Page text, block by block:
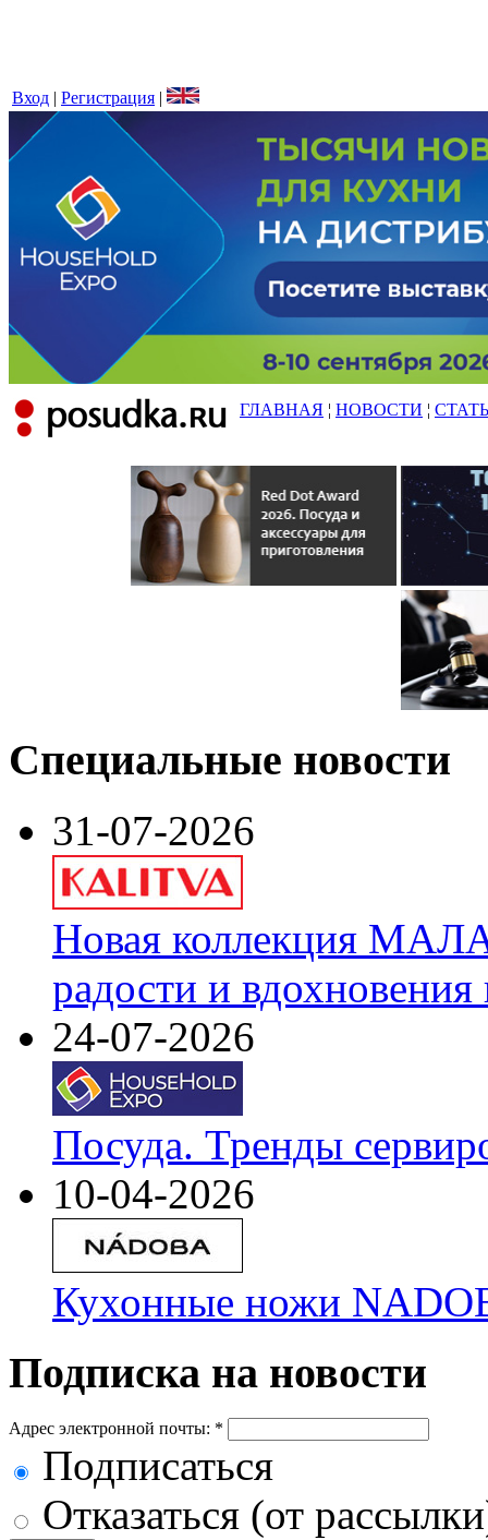
Вход | Регистрация |
ГЛАВНАЯ ¦ НОВОСТИ ¦
Специальные новости
31-07-2026
Новая коллекция
радости и
24-07-2026
Посуда. Тренды
10-04-2026
Кухонные ножи
Подписка на новости
Адрес электронной почты: *
Подписаться
Отказаться (от